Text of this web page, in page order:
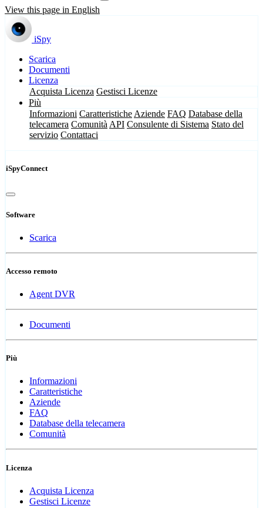
View this page in English
iSpy
Scarica
Documenti
Licenza
Acquista Licenza Gestisci Licenze
Più
Informazioni Caratteristiche Aziende FAQ Database della
telecamera Comunità API Consulente di Sistema Stato del
servizio Contattaci
iSpyConnect
Software
Scarica
Accesso remoto
Agent DVR
Documenti
Più
Informazioni
Caratteristiche
Aziende
FAQ
Database della telecamera
Comunità
Licenza
Acquista Licenza
Gestisci Licenze